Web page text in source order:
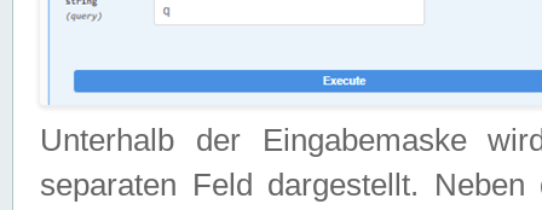
Unterhalb der Eingabemaske
separaten Feld dargestellt.